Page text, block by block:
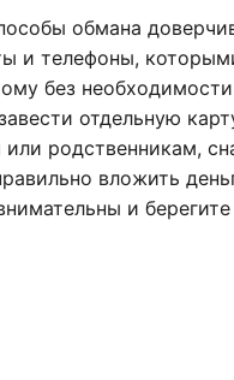
обмана
и телефоны,
без
отдельную
родственникам,
вложить
и